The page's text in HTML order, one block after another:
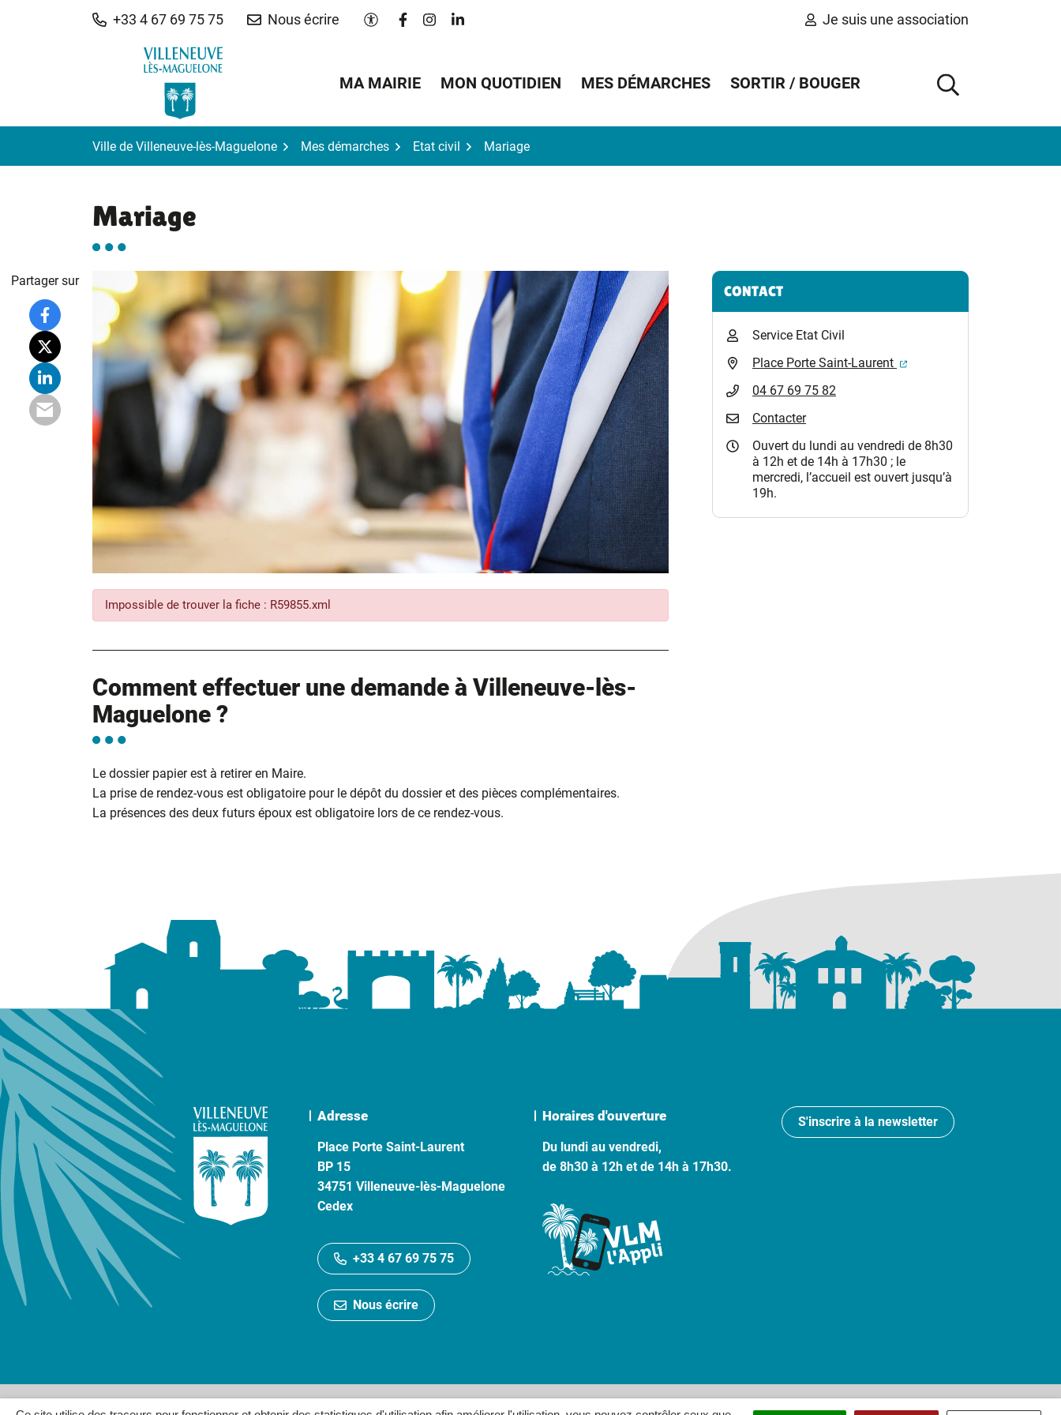
+33 4 67 69 75 75 Nous écrire Paramètres d'accessibilité
Lien vers le compte Facebook
Lien vers le compte Instagram
Lien vers le compte Linkedin Je suis une association
MA MAIRIE MON QUOTIDIEN MES DÉMARCHES SORTIR / BOUGER
AFFICHER
Ville de Villeneuve-lès-Maguelone Mes démarches Etat civil Mariage
Mariage
Impossible de trouver la fiche : R59855.xml
Comment effectuer une demande à Villeneuve-lès-
Maguelone ?
Le dossier papier est à retirer en Maire.
La prise de rendez-vous est obligatoire pour le dépôt du dossier et des pièces complémentaires.
La présences des deux futurs époux est obligatoire lors de ce rendez-vous.
Partager sur Informations complémentaires
CONTACT
Service Etat Civil
Place Porte Saint-Laurent
(ouverture dans un nouvel
04 67 69 75 82
Contacter
Ouvert du lundi au vendredi de 8h30
à 12h et de 14h à 17h30 ; le
mercredi, l’accueil est ouvert jusqu’à
19h.
Adresse
Place Porte Saint-Laurent
BP 15
34751 Villeneuve-lès-Maguelone
Cedex
+33 4 67 69 75 75
Nous écrire
Horaires d'ouverture
Du lundi au vendredi,
de 8h30 à 12h et de 14h à 17h30.
S'inscrire à la newsletter